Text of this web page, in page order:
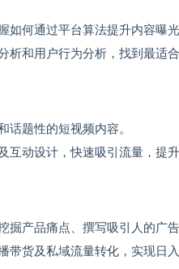
如何通过平台算法提升内容曝光
析和用户行为分析，找到最适
话题性的短视频内容。
互动设计，快速吸引流量，提
掘产品痛点、撰写吸引人的广
带货及私域流量转化，实现日入